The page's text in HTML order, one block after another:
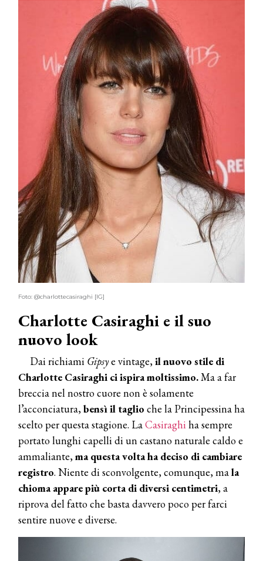
Foto: @charlottecasiraghi [IG]
Charlotte Casiraghi e il suo
nuovo look
Dai richiami Gipsye vintage,il nuovo stile di
Charlotte Casiraghi ci ispira moltissimo.Ma a far
breccia nel nostro cuore non è solamente
l’acconciatura,bensì il taglio che la Principessina ha
scelto per questa stagione. LaCasiraghi ha sempre
portato lunghi capelli di un castano naturale caldo e
ammaliante,ma questa volta ha deciso di cambiare
registro. Niente di sconvolgente, comunque, mala
chioma appare più corta di diversi centimetri, a
riprova del fatto che basta davvero poco per farci
sentire nuove e diverse.